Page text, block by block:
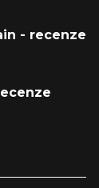
- recenze